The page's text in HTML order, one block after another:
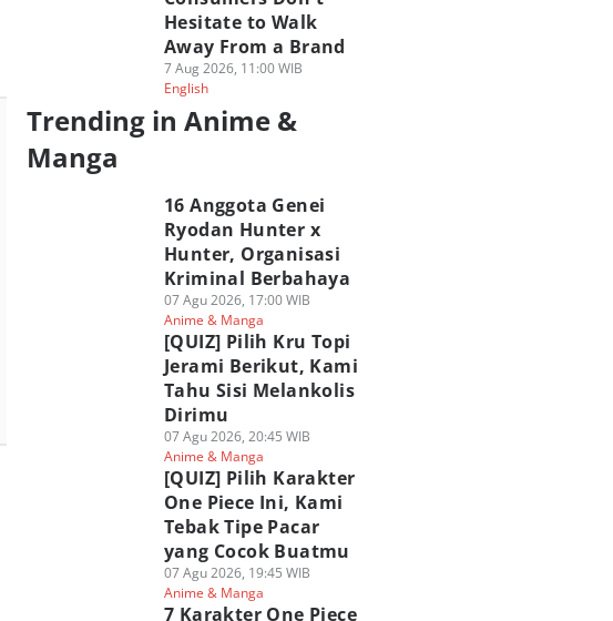
Hesitate to Walk
Away From a Brand
7 Aug 2026, 11:00 WIB
English
Trending in Anime &
Manga
16 Anggota Genei
Ryodan Hunter x
Hunter, Organisasi
Kriminal Berbahaya
07 Agu 2026, 17:00 WIB
Anime & Manga
[QUIZ] Pilih Kru Topi
Jerami Berikut, Kami
Tahu Sisi Melankolis
Dirimu
07 Agu 2026, 20:45 WIB
Anime & Manga
[QUIZ] Pilih Karakter
One Piece Ini, Kami
Tebak Tipe Pacar
yang Cocok Buatmu
07 Agu 2026, 19:45 WIB
Anime & Manga
7 Karakter One Piece